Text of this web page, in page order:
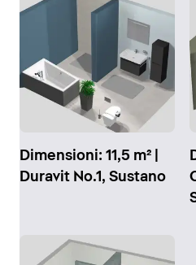
Dimensioni: 11,5 m² |
Duravit No.1, Sustano